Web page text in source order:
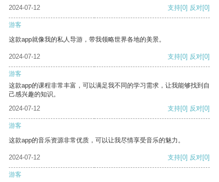
2024-07-12 支持[0] 反对[0]
游客
这款app就像我的私人导游，带我领略世界各地的美景。
2024-07-12 支持[0] 反对[0]
游客
这款app的课程非常丰富，可以满足我不同的学习需求，让我能够找到自
己感兴趣的知识。
2024-07-12
支持[0] 反对[0]
游客
这款app的音乐资源非常优质，可以让我尽情享受音乐的魅力。
2024-07-12 支持[0] 反对[0]
游客